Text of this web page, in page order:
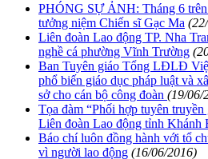
PHÓNG SỰ ẢNH: Tháng 6
tưởng niệm Chiến sĩ Gạc Ma
Liên đoàn Lao động TP. Nha
nghề cá phường Vĩnh Trường
Ban Tuyên giáo Tổng LĐLĐ
phổ biến giáo dục pháp luật và
sở cho cán bộ công đoàn (19/06/
Tọa đàm “Phối hợp tuyên
Liên đoàn Lao động tỉnh Khánh
Báo chí luôn đồng hành với tổ
vì người lao động (16/06/2016)